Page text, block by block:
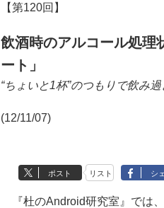
【第120回】
飲酒時のアルコール処理
ート」
“ちょいと1杯”のつもりで飲み
(12/11/07)
ポスト リスト シ
『杜のAndroid研究室』では